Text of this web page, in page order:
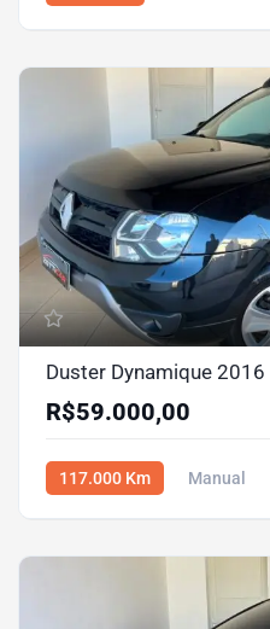
Duster Dynamique 2016
R$59.000,00
117.000 Km Manual